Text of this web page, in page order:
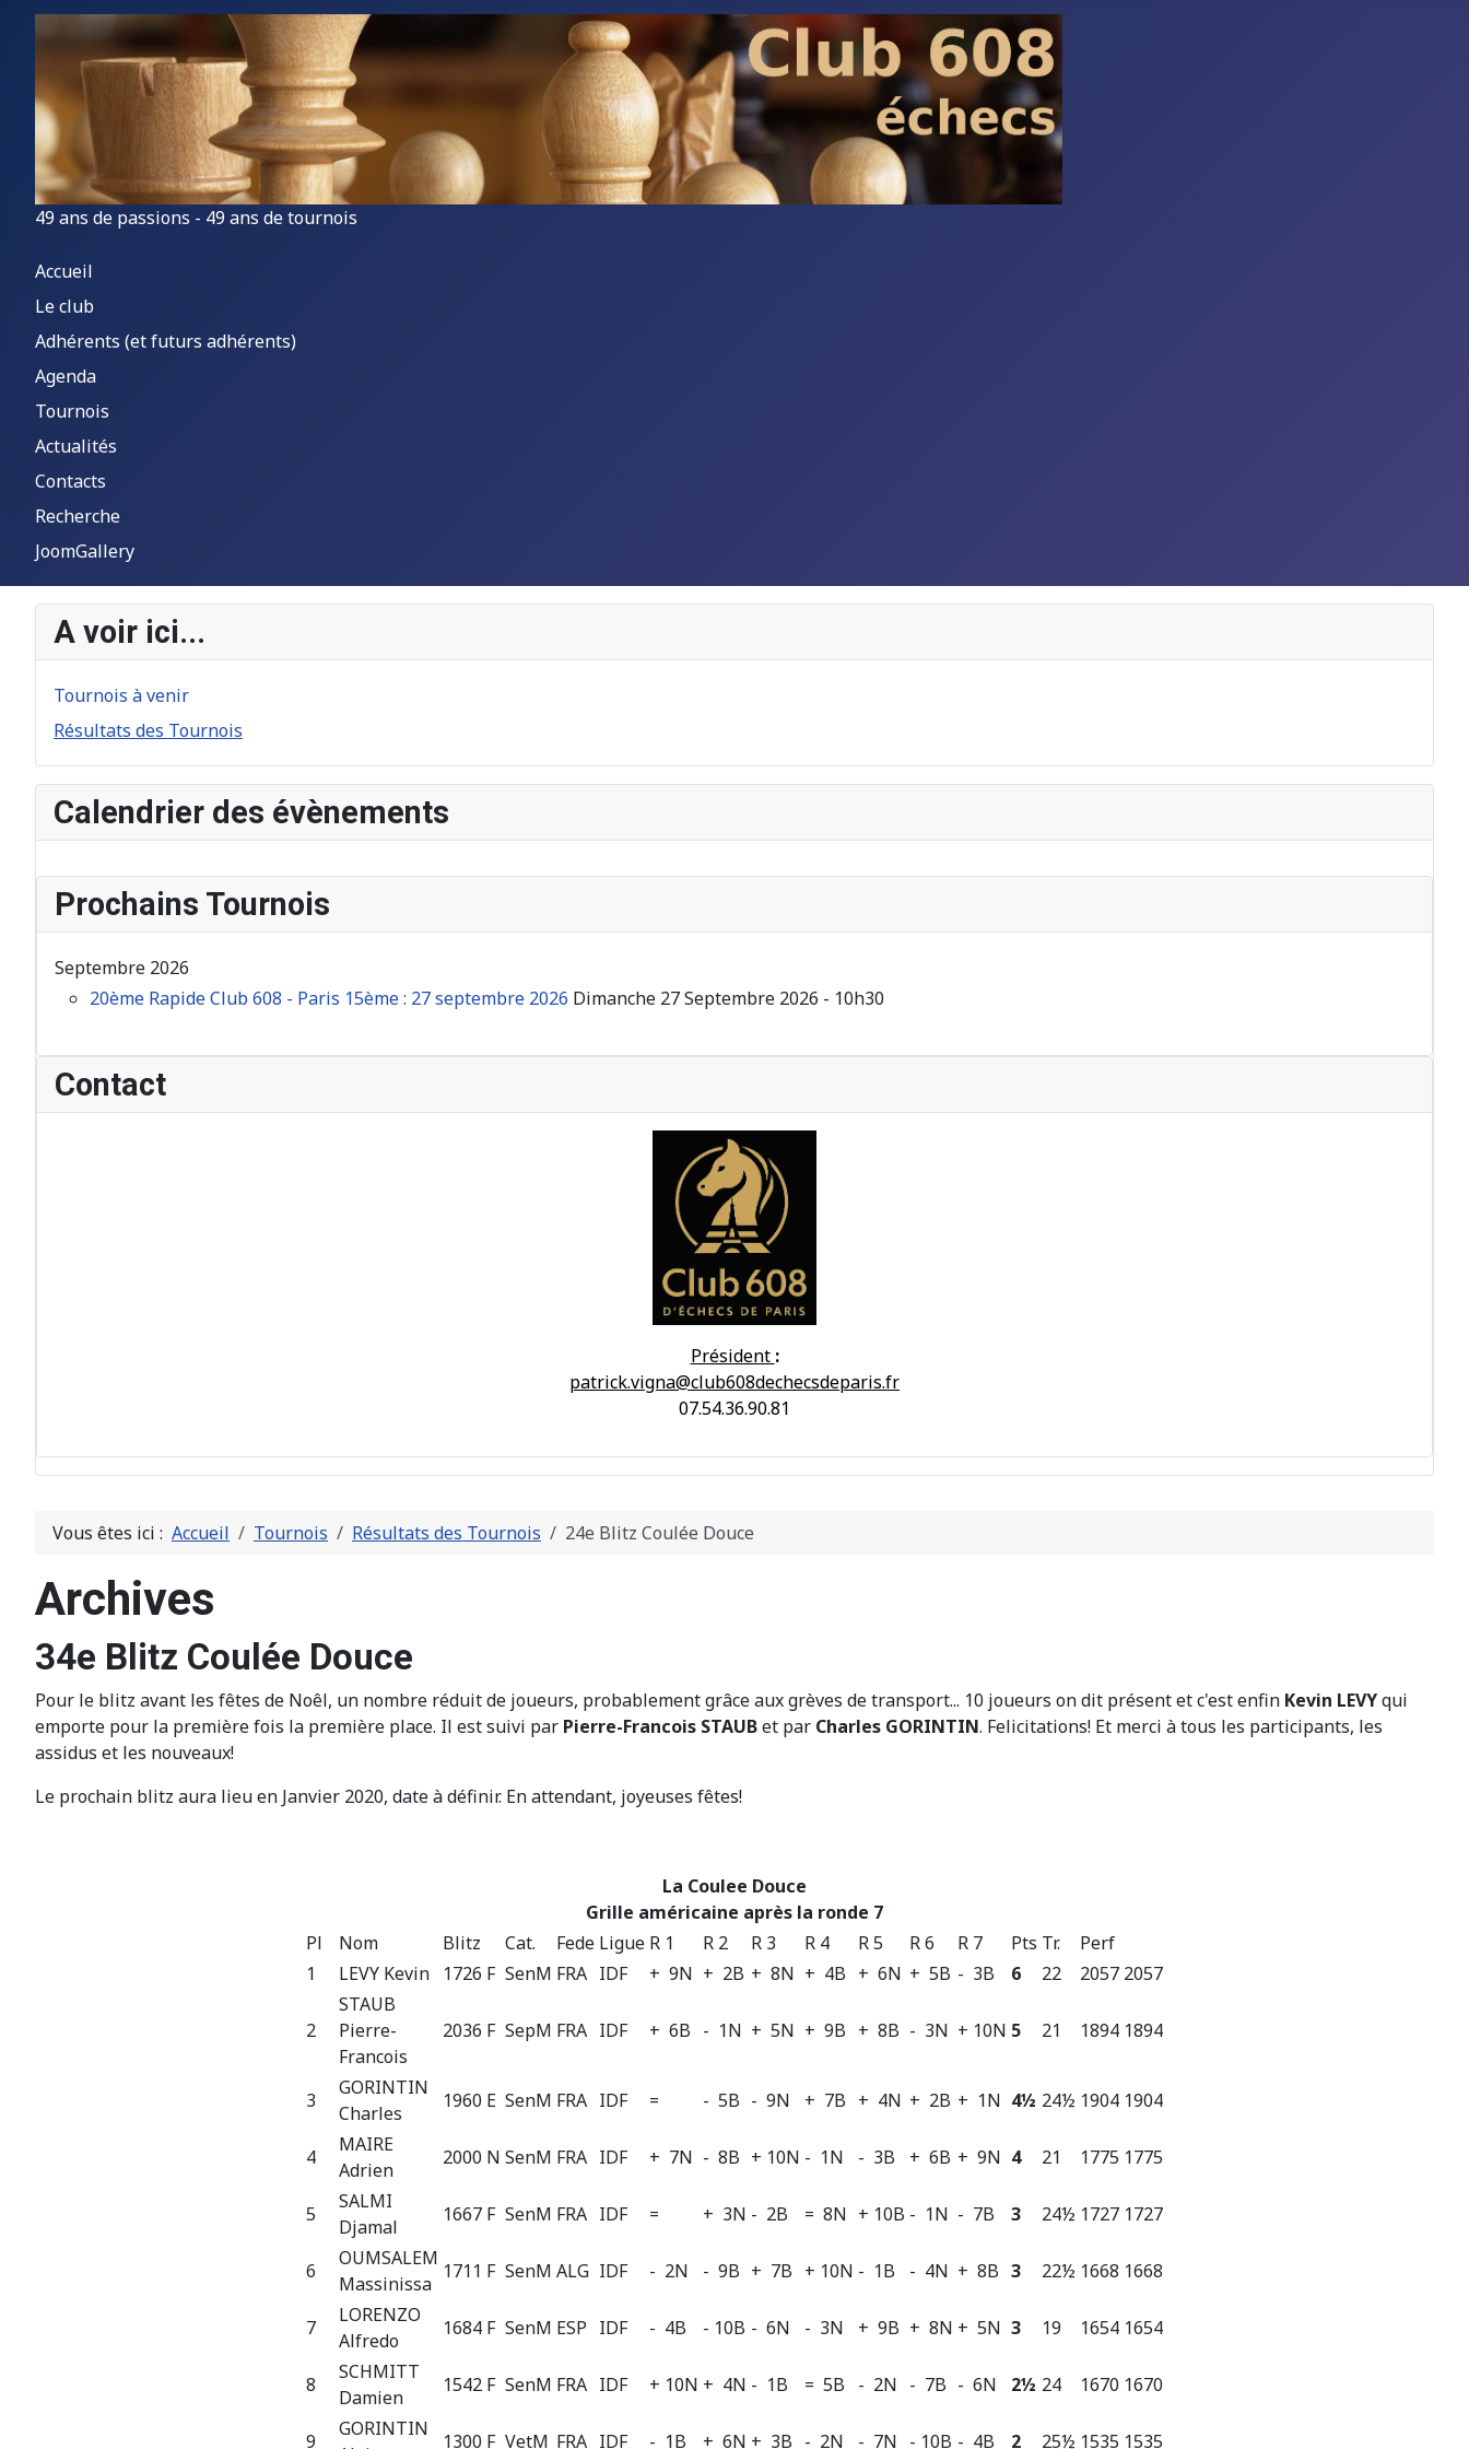
49 ans de passions - 49 ans de tournois
Accueil
Le club
Adhérents (et futurs adhérents)
Agenda
Tournois
Actualités
Contacts
Recherche
JoomGallery
A voir ici...
Tournois à venir
Résultats des Tournois
Calendrier des évènements
Prochains Tournois
Septembre 2026
20ème Rapide Club 608 - Paris 15ème : 27 septembre 2026 Dimanche 27 Septembre 2026 - 10h30
Contact
Président :
patrick.vigna@club608dechecsdeparis.fr
07.54.36.90.81
Vous êtes ici : Accueil Tournois Résultats des Tournois 24e Blitz Coulée Douce
Archives
34e Blitz Coulée Douce
Pour le blitz avant les fêtes de Noêl, un nombre réduit de joueurs, probablement grâce aux grèves de transport... 10 joueurs on dit présent et c'est enfin Kevin LEVYqui
emporte pour la première fois la première place. Il est suivi par Pierre-Francois STAUBet par Charles GORINTIN. Felicitations! Et merci à tous les participants, les
assidus et les nouveaux!
Le prochain blitz aura lieu en Janvier 2020, date à définir. En attendant, joyeuses fêtes!
La Coulee Douce
Grille américaine après la ronde 7
Pl
Nom Blitz Cat. Fede Ligue R 1 R 2 R 3 R 4 R 5 R 6 R 7 Pts Tr.
Perf
1
LEVY Kevin 1726 F SenM FRA IDF + 9N + 2B + 8N + 4B + 6N + 5B - 3B 6 22 2057 2057
2
STAUB
Pierre-
Francois
2036 F SepM FRA IDF + 6B - 1N + 5N + 9B + 8B - 3N + 10N 5 21 1894 1894
3
GORINTIN
Charles
1960 E SenM FRA IDF = - 5B - 9N + 7B + 4N + 2B + 1N 4½ 24½ 1904 1904
4
MAIRE
Adrien
2000 N SenM FRA IDF + 7N - 8B + 10N - 1N - 3B + 6B + 9N 4 21 1775 1775
5
SALMI
Djamal
1667 F SenM FRA IDF = + 3N - 2B = 8N + 10B - 1N - 7B 3 24½ 1727 1727
6
OUMSALEM
Massinissa
1711 F SenM ALG IDF - 2N - 9B + 7B + 10N - 1B - 4N + 8B 3 22½ 1668 1668
7
LORENZO
Alfredo
1684 F SenM ESP IDF - 4B - 10B - 6N - 3N + 9B + 8N + 5N 3 19 1654 1654
8
SCHMITT
Damien
1542 F SenM FRA IDF + 10N + 4N - 1B = 5B - 2N - 7B - 6N 2½ 24 1670 1670
9
GORINTIN
1300 F VetM FRA IDF - 1B + 6N + 3B - 2N - 7N - 10B - 4B 2 25½ 1535 1535